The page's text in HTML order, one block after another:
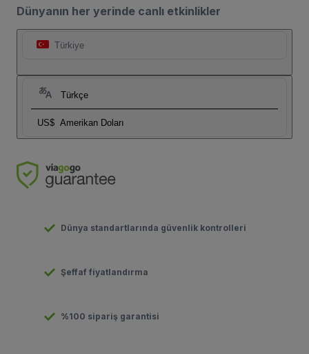
Dünyanın her yerinde canlı etkinlikler
Türkiye
Türkçe
US$ Amerikan Doları
Dünya standartlarında güvenlik kontrolleri
Şeffaf fiyatlandırma
%100 sipariş garantisi